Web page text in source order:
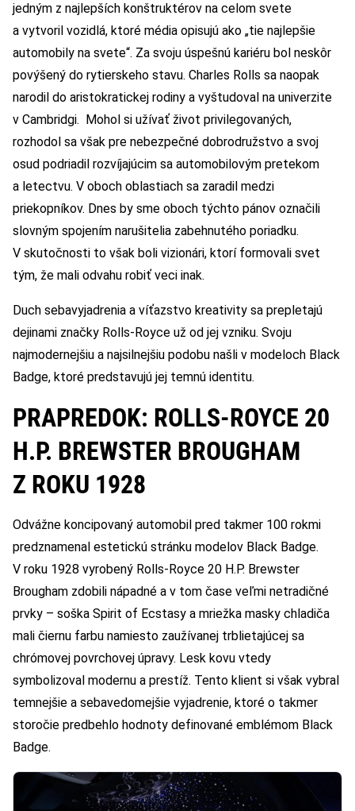
jedným z najlepších konštruktérov na celom svete
a vytvoril vozidlá, ktoré média opisujú ako „tie najlepšie
automobily na svete“. Za svoju úspešnú kariéru bol neskôr
povýšený do rytierskeho stavu. Charles Rolls sa naopak
narodil do aristokratickej rodiny a vyštudoval na univerzite
v Cambridgi. Mohol si užívať život privilegovaných,
rozhodol sa však pre nebezpečné dobrodružstvo a svoj
osud podriadil rozvíjajúcim sa automobilovým pretekom
a letectvu. V oboch oblastiach sa zaradil medzi
priekopníkov. Dnes by sme oboch týchto pánov označili
slovným spojením narušitelia zabehnutého poriadku.
V skutočnosti to však boli vizionári, ktorí formovali svet
tým, že mali odvahu robiť veci inak.
Duch sebavyjadrenia a víťazstvo kreativity sa prepletajú
dejinami značky Rolls-Royce už od jej vzniku. Svoju
najmodernejšiu a najsilnejšiu podobu našli v modeloch Black
Badge, ktoré predstavujú jej temnú identitu.
PRAPREDOK: ROLLS-ROYCE 20
H.P. BREWSTER BROUGHAM
Z ROKU 1928
Odvážne koncipovaný automobil pred takmer 100 rokmi
predznamenal estetickú stránku modelov Black Badge.
V roku 1928 vyrobený Rolls-Royce 20 H.P. Brewster
Brougham zdobili nápadné a v tom čase veľmi netradičné
prvky – soška Spirit of Ecstasy a mriežka masky chladiča
mali čiernu farbu namiesto zaužívanej trblietajúcej sa
chrómovej povrchovej úpravy. Lesk kovu vtedy
symbolizoval modernu a prestíž. Tento klient si však vybral
temnejšie a sebavedomejšie vyjadrenie, ktoré o takmer
storočie predbehlo hodnoty definované emblémom Black
Badge.